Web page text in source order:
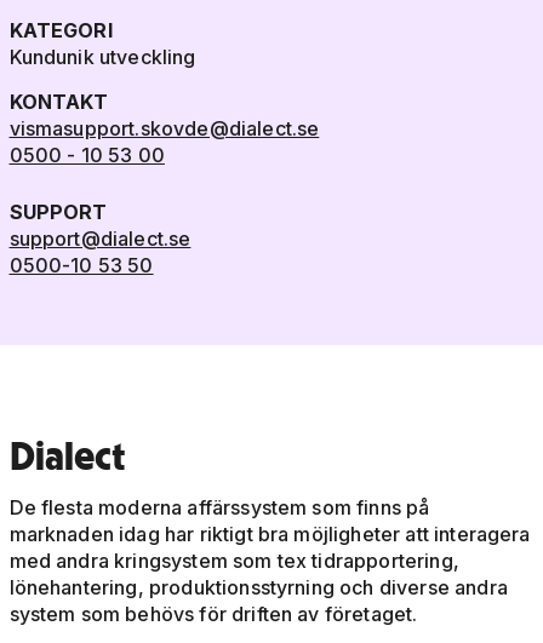
KATEGORI
Kundunik utveckling
KONTAKT
vismasupport.skovde@dialect.se
0500 - 10 53 00
SUPPORT
support@dialect.se
0500-10 53 50
Dialect
De flesta moderna affärssystem som finns på
marknaden idag har riktigt bra möjligheter att interagera
med andra kringsystem som tex tidrapportering,
lönehantering, produktionsstyrning och diverse andra
system som behövs för driften av företaget.